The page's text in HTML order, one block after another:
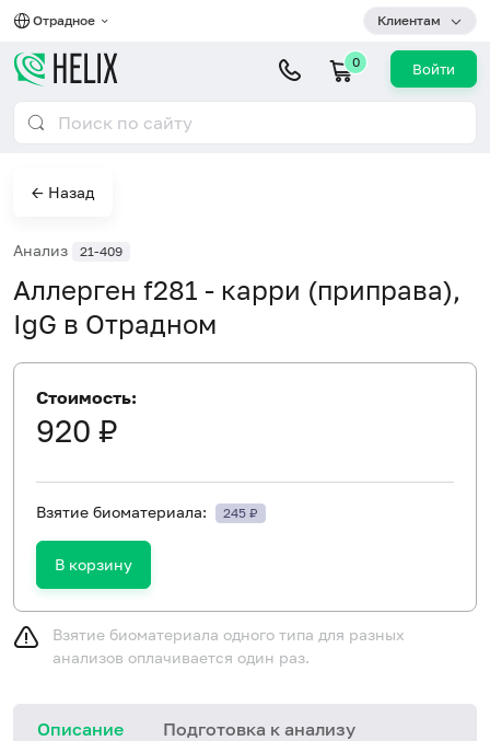
Отрадное Клиентам
0 Войти
← Назад
Анализ 21-409
Аллерген f281 - карри (приправа),
IgG в Отрадном
Стоимость:
920 ₽
Взятие биоматериала: 245 ₽
В корзину
Взятие биоматериала одного типа для разных
анализов оплачивается один раз.
Описание Подготовка к анализу